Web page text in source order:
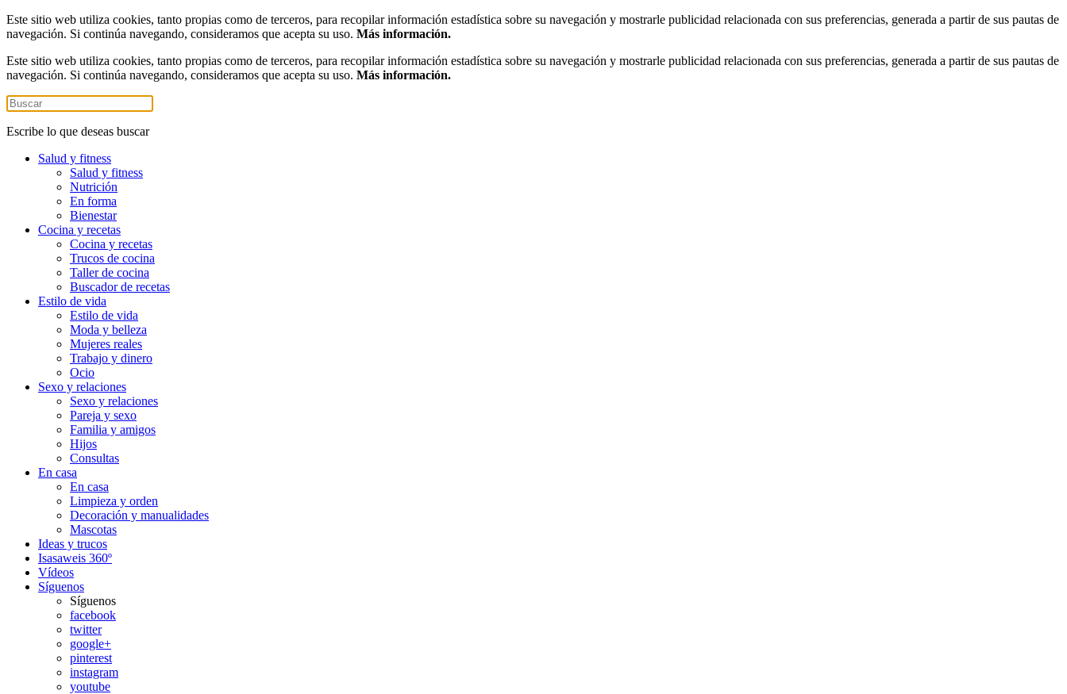
Este sitio web utiliza cookies, tanto propias como de terceros, para recopilar información estadística sobre su navegación y mostrarle publicidad relacionada con sus preferencias, generada a partir de sus pautas de
navegación. Si continúa navegando, consideramos que acepta su uso. Más información.
Este sitio web utiliza cookies, tanto propias como de terceros, para recopilar información estadística sobre su navegación y mostrarle publicidad relacionada con sus preferencias, generada a partir de sus pautas de
navegación. Si continúa navegando, consideramos que acepta su uso. Más información.
Escribe lo que deseas buscar
Salud y fitness
Salud y fitness
Nutrición
En forma
Bienestar
Cocina y recetas
Cocina y recetas
Trucos de cocina
Taller de cocina
Buscador de recetas
Estilo de vida
Estilo de vida
Moda y belleza
Mujeres reales
Trabajo y dinero
Ocio
Sexo y relaciones
Sexo y relaciones
Pareja y sexo
Familia y amigos
Hijos
Consultas
En casa
En casa
Limpieza y orden
Decoración y manualidades
Mascotas
Ideas y trucos
Isasaweis 360º
Vídeos
Síguenos
Síguenos
facebook
twitter
google+
pinterest
instagram
youtube